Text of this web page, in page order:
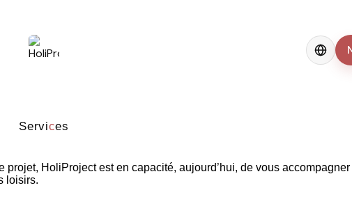
Services
HoliProject est en capacité, aujourd’hui, de vous
loisirs.